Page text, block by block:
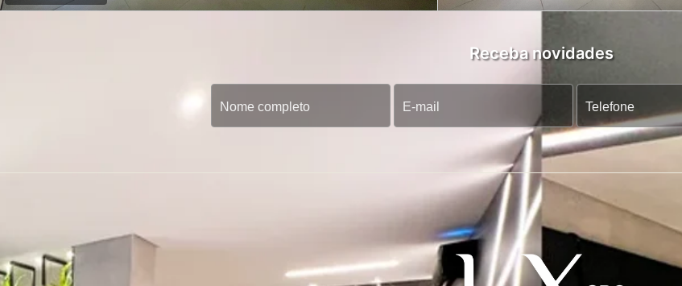
Receba novidades